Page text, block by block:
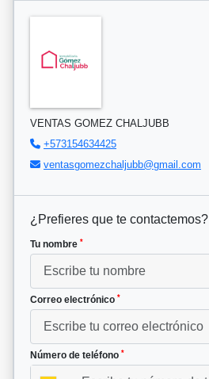
VENTAS GOMEZ CHALJUBB
+573154634425
ventasgomezchaljubb@gmail.com
¿Prefieres que te contactemos?
Tu nombre *
Correo electrónico *
Número de teléfono *